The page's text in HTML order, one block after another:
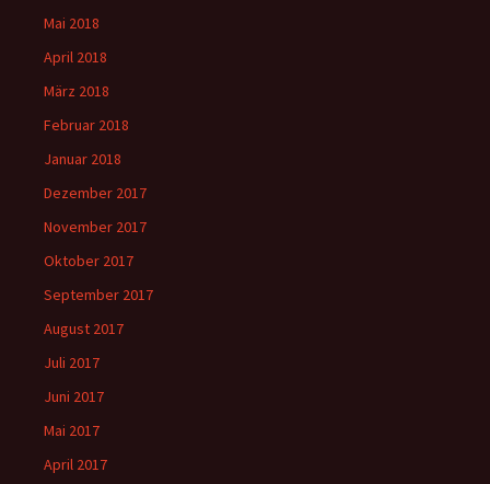
Mai 2018
April 2018
März 2018
Februar 2018
Januar 2018
Dezember 2017
November 2017
Oktober 2017
September 2017
August 2017
Juli 2017
Juni 2017
Mai 2017
April 2017